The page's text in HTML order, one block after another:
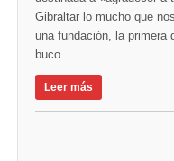
Gibraltar lo mucho que
una fundación, la primera
buco...
Leer más